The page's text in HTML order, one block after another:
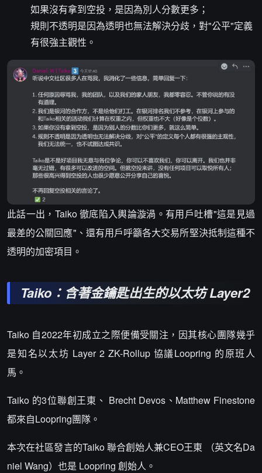
如果沒有拿到空投，是因為別人分數更多；
規則不透明是因為透明也無法解決分歧，對"公平"定義
有很強主觀性。
此話一出，Taiko 徹底陷入輿論漩渦。有用戶吐槽"這是見過
最差的公關回應"、還有用戶呼籲各大交易所堅決抵制這種不
透明的加密項目。
Taiko：含著金鑰匙出生的以太坊 Layer2
Taiko 自2022年初成立之際便備受關注，因其核心團隊幾乎
是知名以太坊 Layer 2 ZK-Rollup 協議Loopring 的原班人
馬。
Taiko 的3位聯創王東、 Brecht Devos、Matthew Finestone
都來自Loopring團隊。
本次在社區發言的Taiko 聯合創始人兼CEO王東 （英文名Da
niel Wang）也是 Loopring 創始人。